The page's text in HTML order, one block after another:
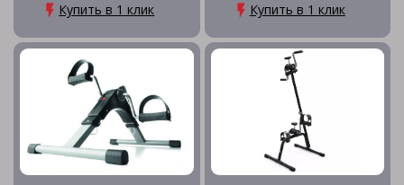
Купить в 1 клик Купить в 1 клик